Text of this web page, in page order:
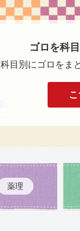
ゴロを科
科目別にゴロをま
薬理